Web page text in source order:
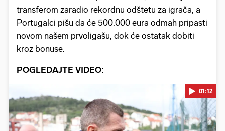
transferom zaradio rekordnu odštetu za igrača, a
Portugalci pišu da će 500.000 eura odmah pripasti
novom našem prvoligašu, dok će ostatak dobiti
kroz bonuse.
POGLEDAJTE VIDEO:
01:12